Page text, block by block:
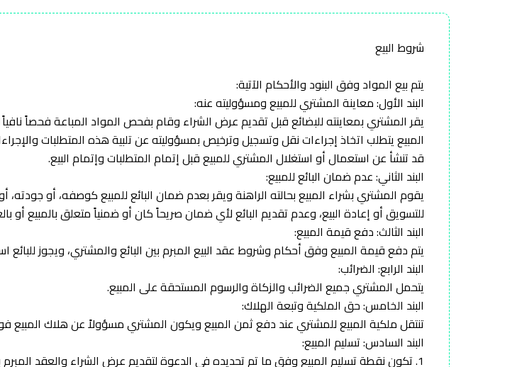
شروط البيع
يتم بيع المواد وفق البنود والأحكام الآتية:
البند الأول: معاينة المشتري للمبيع ومسؤوليته عنه:
يقر المشتري بمعاينته للبضائع قبل تقديم عرض الشراء وقام بفحص المواد المباعة فحصاً
المبيع يتطلب اتخاذ إجراءات نقل وتسجيل وترخيص بمسؤوليته عن تلبية هذه المتطلبات
قد تنشأ عن استعمال أو استغلال المشتري للمبيع قبل إتمام المتطلبات وإتمام البيع.
البند الثاني: عدم ضمان البائع للمبيع:
يقوم المشتري بشراء المبيع بحالته الراهنة ويقر بعدم ضمان البائع للمبيع كوصفه، أو جودته،
للتسويق أو إعادة البيع، وعدم تقديم البائع لأي ضمان صريحاً كان أو ضمنياً متعلق بالمبيع أو
البند الثالث: دفع قيمة المبيع:
يتم دفع قيمة المبيع وفق أحكام وشروط عقد البيع المبرم بين البائع والمشتري، ويجوز
البند الرابع: الضرائب:
يتحمل المشتري جميع الضرائب والزكاة والرسوم المستحقة على المبيع.
البند الخامس: حق الملكية وتبعة الهلاك:
تنتقل ملكية المبيع للمشتري عند دفع ثمن المبيع ويكون المشتري مسؤولاً عن هلاك المبيع
البند السادس: تسليم المبيع:
1. تكون نقطة تسليم المبيع وفق ما تم تحديده في الدعوة لتقديم عرض الشراء والعقد المبرم بين البائع والمشتري.